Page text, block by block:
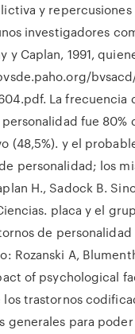
y repercusiones
investigadores
y Caplan, 1991,
La frecuencia
fue 80%
(48,5%). y el
personalidad; los
H., Sadock B.
placa y el
de
Rozanski A,
of psychological
trastornos
generales para